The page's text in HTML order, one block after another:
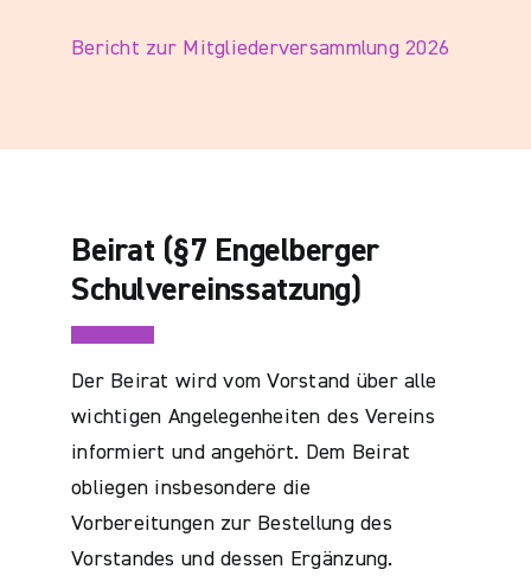
Bericht zur Mitgliederversammlung 2026
Beirat (§7 Engelberger
Schulvereinssatzung)
Der Beirat wird vom Vorstand über alle
wichtigen Angelegenheiten des Vereins
informiert und angehört. Dem Beirat
obliegen insbesondere die
Vorbereitungen zur Bestellung des
Vorstandes und dessen Ergänzung.